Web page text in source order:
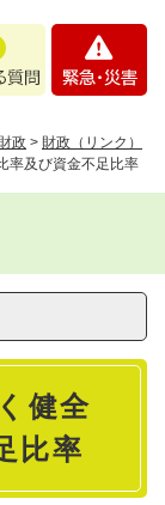
・
政 > 財政（リンク）
率及び資金不足比率
健全
比率